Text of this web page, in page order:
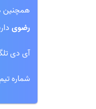
همچنین
رضوی
آی دی
شماره